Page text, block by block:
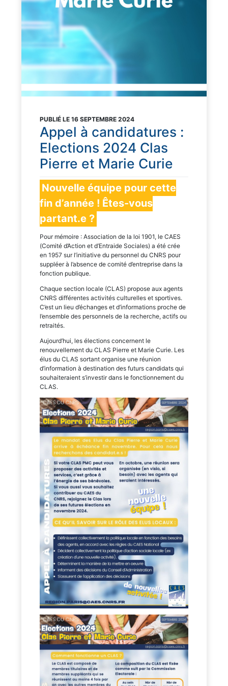
PUBLIÉ LE 16 SEPTEMBRE 2024
Appel à candidatures :
Elections 2024 Clas
Pierre et Marie Curie
Nouvelle équipe pour cette
fin d’année ! Êtes-vous
partant.e ?
Pour mémoire : Association de la loi 1901, le CAES
(Comité d’Action et d’Entraide Sociales) a été crée
en 1957 sur l’initiative du personnel du CNRS pour
suppléer à l’absence de comité d’entreprise dans la
fonction publique.
Chaque section locale (CLAS) propose aux agents
CNRS différentes activités culturelles et sportives.
C’est un lieu d’échanges et d’informations proche de
l’ensemble des personnels de la recherche, actifs ou
retraités.
Aujourd’hui, les élections concernent le
renouvellement du CLAS Pierre et Marie Curie. Les
élus du CLAS sortant organise une réunion
d’information à destination des futurs candidats qui
souhaiteraient s’investir dans le fonctionnement du
CLAS.